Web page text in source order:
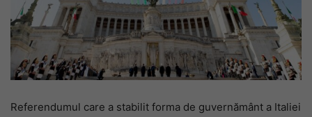
Referendumul care a stabilit forma de guvernământ a Italiei